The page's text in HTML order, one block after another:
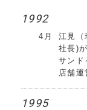
1992
4月
江見（
社長)
サンド
店舗運
1995